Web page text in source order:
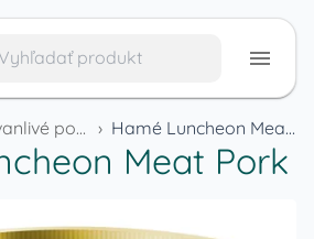
Konzervy a trvanlivé potraviny › Hamé Luncheon Meat Pork
Meat Pork